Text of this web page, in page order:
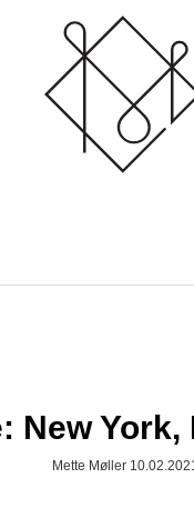
New York,
Mette Møller